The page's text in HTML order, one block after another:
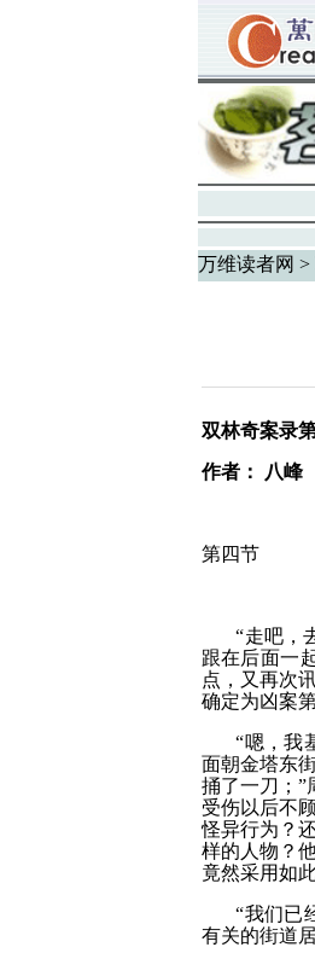
万维读者网 >
双林奇案录
作者： 八峰
第四节
“走吧，
跟在后面一
点，又再次
确定为凶案
“嗯，我
面朝金塔东
捅了一刀；”
受伤以后不
怪异行为？
样的人物？
竟然采用如
“我们已
有关的街道